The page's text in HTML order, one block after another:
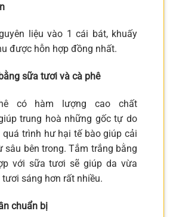
liệu vào 1 cái bát, khuấy
được hỗn hợp đồng nhất.
sữa tươi và cà phê
có hàm lượng cao chất
trung hoà những gốc tự do
quá trình hư hại tế bào giúp cải
sâu bên trong. Tắm trắng bằng
với sữa tươi sẽ giúp da vừa
sáng hơn rất nhiều.
chuẩn bị